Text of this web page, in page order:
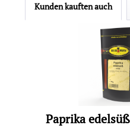
Kunden kauften auch
Paprika